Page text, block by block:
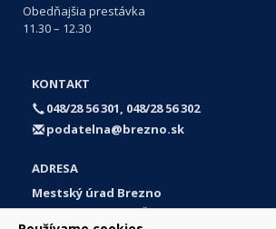
Obedňajšia prestávka
11.30 – 12.30
KONTAKT
048/28 56 301, 048/28 56 302
podatelna@brezno.sk
ADRESA
Mestský úrad Brezno
Námestie gen. M. R. Štefánika 1